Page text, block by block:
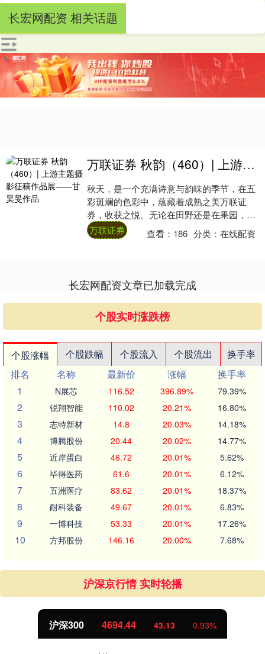
长宏网配资 相关话题
万联证券 秋韵（460）| 上游主题摄影征稿作品展——甘昊旻作品
秋天，是一个充满诗意与韵味的季节，在五
彩斑斓的色彩中，蕴藏着成熟之美万联证
券，收获之悦。无论在田野还是在果园，处
处彰显着绚丽与成熟。让我们在金秋时节相
约上游，体....
万联证券 查看： 186 分类：在线配资
长宏网配资文章已加载完成
个股实时涨跌榜
个股涨幅 个股跌幅 个股流入 个股流出
换手率
排名
名称 最新价 涨幅
换手率
1
N展芯 116.52 396.89% 79.39%
2 锐翔智能 110.02 20.21% 16.80%
3 志特新材 14.8 20.03% 14.18%
4 博腾股份 20.44 20.02% 14.77%
5 近岸蛋白 46.72 20.01% 5.62%
6 毕得医药 61.6 20.01% 6.12%
7 五洲医疗 83.62 20.01% 18.37%
8 耐科装备 49.67 20.01% 6.83%
9 一博科技 53.33 20.01% 17.26%
10 方邦股份 146.16 20.00% 7.68%
沪深京行情 实时轮播
北证50 1134.24 11.37 1.01%